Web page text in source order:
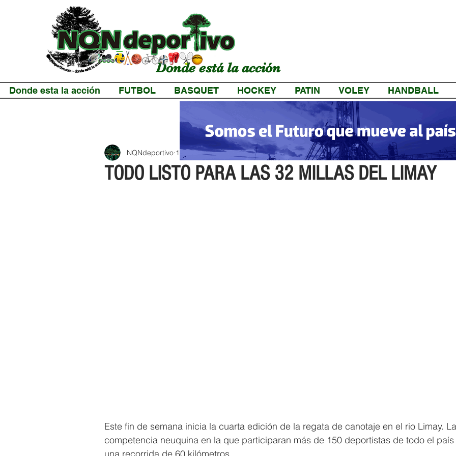
Donde está la acción
Donde esta la acción FUTBOL BASQUET HOCKEY PATIN VOLEY HANDBALL
TODO LISTO PARA LAS 32 MILLAS DEL LIMAY
NQNdeportivo 1 min de lectura
Este fin de semana inicia la cuarta edición de la regata de canotaje en el rio Limay.
competencia neuquina en la que participaran más de 150 deportistas de todo el